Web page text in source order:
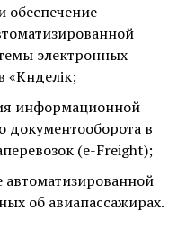
обеспечение
электронных
информационной
документооборота в
(e-Freight);
об авиапассажирах.